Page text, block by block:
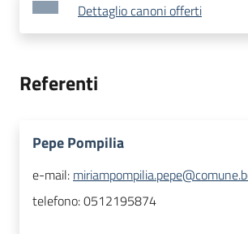
Dettaglio canoni offerti
Referenti
Pepe Pompilia
e-mail:
telefono:0512195874